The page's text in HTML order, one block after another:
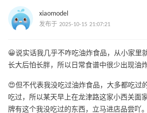
xiaomodel
发布于 2025-10-15 21:07:21
😀说实话我几乎不咋吃油炸食品，从小家里
长大后怕长胖，所以日常食谱中很少出现油炸
😍但不代表我没吃过油炸食品，大多都吃过
吃过，所以某天早上在龙津路这家小西关面
牌有这个我没吃过的东西，立马进店品尝吖。